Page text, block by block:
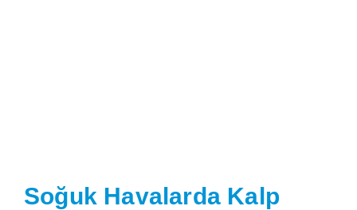
Soğuk Havalarda Kalp